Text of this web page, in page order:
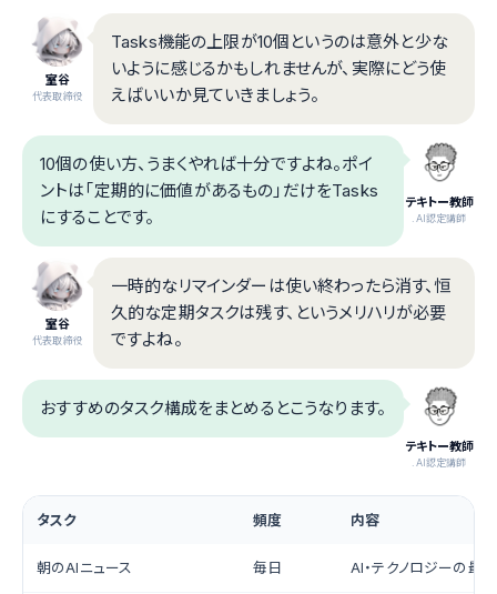
室谷
代表取締役
Tasks機能の上限が10個というのは意外と少な
いように感じるかもしれませんが、実際にどう使
えばいいか見ていきましょう。
テキトー教師
.AI認定講師
10個の使い方、うまくやれば十分ですよね。ポイ
ントは「定期的に価値があるもの」だけをTasks
にすることです。
室谷
代表取締役
一時的なリマインダーは使い終わったら消す、恒
久的な定期タスクは残す、というメリハリが必要
ですよね。
テキトー教師
.AI認定講師
おすすめのタスク構成をまとめるとこうなります。
タスク 頻度 内容
朝のAIニュース 毎日 AI・テクノロジーの最